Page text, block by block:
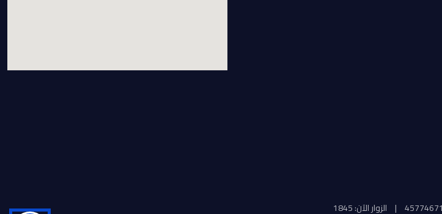
| الزوار الآن: 1845